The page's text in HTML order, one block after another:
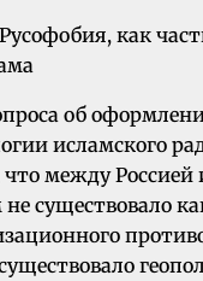
об
исламского
что между Россией
существовало